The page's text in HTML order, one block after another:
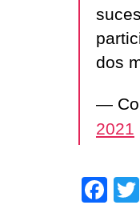
dos
—
2021
F